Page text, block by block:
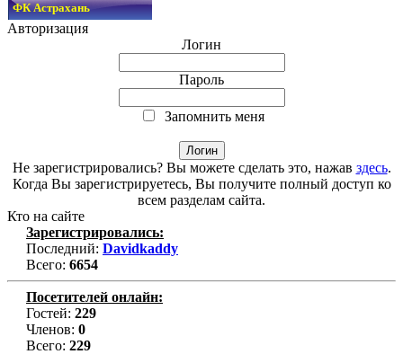
ФК Астрахань
Авторизация
Логин
Пароль
Запомнить меня
Не зарегистрировались? Вы можете сделать это, нажав здесь.
Когда Вы зарегистрируетесь, Вы получите полный доступ ко
всем разделам сайта.
Кто на сайте
Зарегистрировались:
Последний: Davidkaddy
Всего: 6654
Посетителей онлайн:
Гостей: 229
Членов: 0
Всего: 229